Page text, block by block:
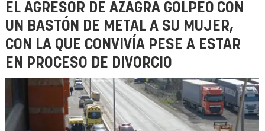
EL AGRESOR DE AZAGRA GOLPEÓ CON
UN BASTÓN DE METAL A SU MUJER,
CON LA QUE CONVIVÍA PESE A ESTAR
EN PROCESO DE DIVORCIO